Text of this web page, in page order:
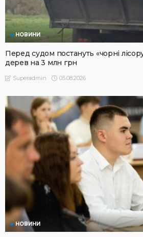
НОВИНИ
Перед судом постануть «чорні
дерев на 3 млн грн
Superadmin 05.08.2026
НОВИНИ